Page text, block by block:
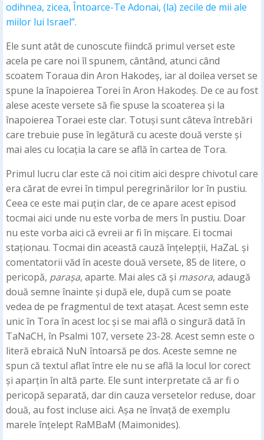
odihnea, zicea, Întoarce-Te Adonai, (la) zecile de mii ale
miilor lui Israel”.
Ele sunt atât de cunoscute fiindcă primul verset este
acela pe care noi îl spunem, cântând, atunci când
scoatem Toraua din Aron Hakodeș, iar al doilea verset se
spune la înapoierea Torei în Aron Hakodeș. De ce au fost
alese aceste versete să fie spuse la scoaterea și la
înapoierea Toraei este clar. Totuși sunt câteva întrebări
care trebuie puse în legătură cu aceste două verste și
mai ales cu locația la care se află în cartea de Tora.
Primul lucru clar este că noi citim aici despre chivotul care
era cărat de evrei în timpul peregrinărilor lor în pustiu.
Ceea ce este mai puțin clar, de ce apare acest episod
tocmai aici unde nu este vorba de mers în pustiu. Doar
nu este vorba aici că evreii ar fi în mișcare. Ei tocmai
staționau. Tocmai din această cauză înțelepții, HaZaL și
comentatorii văd în aceste două versete, 85 de litere, o
pericopă, parașa, aparte. Mai ales că și masora, adaugă
două semne înainte și după ele, după cum se poate
vedea de pe fragmentul de text atașat. Acest semn este
unic în Tora în acest loc și se mai află o singură dată în
TaNaCH, în Psalmi 107, versete 23-28. Acest semn este o
literă ebraică NuN întoarsă pe dos. Aceste semne ne
spun că textul aflat între ele nu se află la locul lor corect
și aparțin în altă parte. Ele sunt interpretate că ar fi o
pericopă separată, dar din cauza versetelor reduse, doar
două, au fost incluse aici. Așa ne învață de exemplu
marele înțelept RaMBaM (Maimonides).